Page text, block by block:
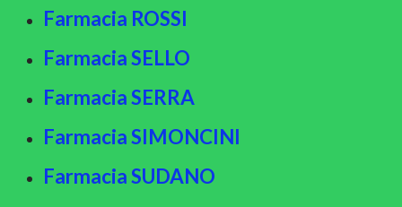
Farmacia ROSSI
Farmacia SELLO
Farmacia SERRA
Farmacia SIMONCINI
Farmacia SUDANO